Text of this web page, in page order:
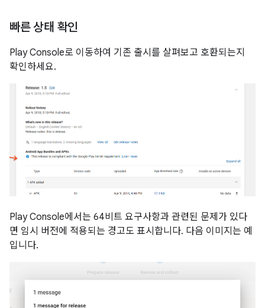
빠른 상태 확인
Play Console로 이동하여 기존 출시를 살펴보고 호환되는지
확인하세요.
Play Console에서는 64비트 요구사항과 관련된 문제가 있다
면 임시 버전에 적용되는 경고도 표시합니다. 다음 이미지는 예
입니다.